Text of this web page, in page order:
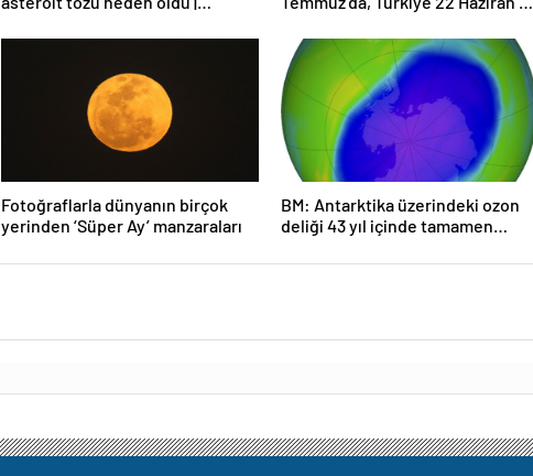
Fotoğraflarla dünyanın birçok
yerinden ‘Süper Ay’ manzaraları
BM: Antarktika üzerindeki ozon
deliği 43 yıl içinde tamamen